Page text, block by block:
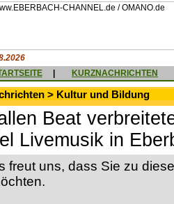
KURZNACHRICHTEN
> Kultur und Bildung
Beat
Livemusik in
freut uns, dass Sie zu